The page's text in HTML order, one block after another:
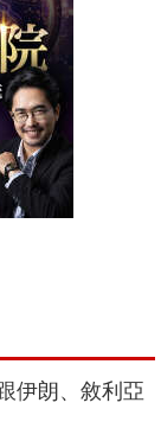
伊朗、敘利亞